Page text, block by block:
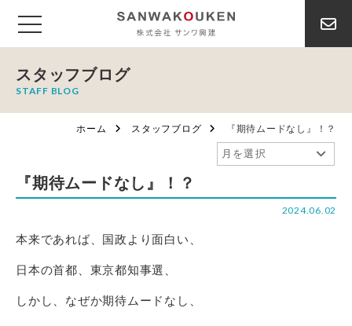
スタッフブログ
STAFF BLOG
ホーム スタッフブログ 『期待ムードなし』！？
『期待ムードなし』！？
2024.06.02
本来であれば、国政より面白い、
日本の首都、東京都知事選、
しかし、なぜか期待ムードなし、